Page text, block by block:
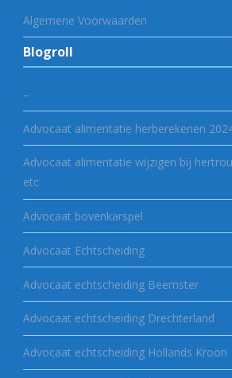
Algemene Voorwaarden
Blogroll
–
Advocaat alimentatie herberekenen
Advocaat alimentatie wijzigen bij
etc
Advocaat bovenkarspel
Advocaat Echtscheiding
Advocaat echtscheiding Beemster
Advocaat echtscheiding Drechterland
Advocaat echtscheiding Hollands Kroon